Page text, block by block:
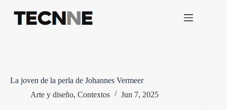
contenido
La joven de la perla de Johannes Vermeer
Arte y diseño, Contextos Jun 7, 2025